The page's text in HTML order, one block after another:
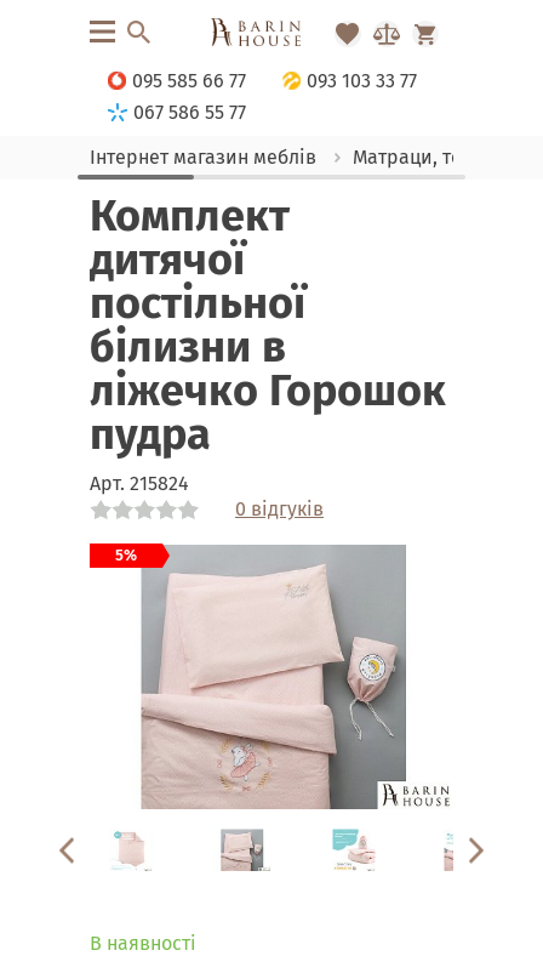
095 585 66 77
093 103 33 77
067 586 55 77
Інтернет магазин меблів
Матраци, текстиль
Комплект
дитячої
постільної
білизни в
ліжечко Горошок
пудра
Арт. 215824
0 відгуків
5%
Link
Link
Link
Link
Link
Link
В наявності